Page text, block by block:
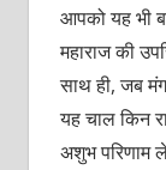
आपको यह भी
महाराज की
साथ ही, जब
यह चाल किन
अशुभ